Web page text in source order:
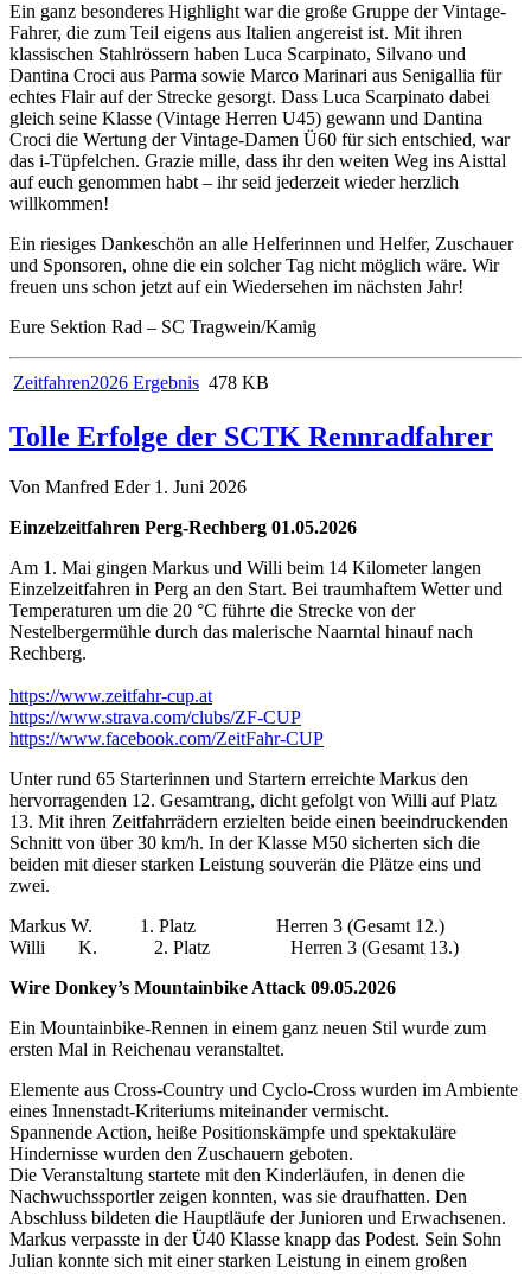
Ein ganz besonderes Highlight war die große Gruppe der Vintage-
Fahrer, die zum Teil eigens aus Italien angereist ist. Mit ihren
klassischen Stahlrössern haben Luca Scarpinato, Silvano und
Dantina Croci aus Parma sowie Marco Marinari aus Senigallia für
echtes Flair auf der Strecke gesorgt. Dass Luca Scarpinato dabei
gleich seine Klasse (Vintage Herren U45) gewann und Dantina
Croci die Wertung der Vintage-Damen Ü60 für sich entschied, war
das i-Tüpfelchen. Grazie mille, dass ihr den weiten Weg ins Aisttal
auf euch genommen habt – ihr seid jederzeit wieder herzlich
willkommen!
Ein riesiges Dankeschön an alle Helferinnen und Helfer, Zuschauer
und Sponsoren, ohne die ein solcher Tag nicht möglich wäre. Wir
freuen uns schon jetzt auf ein Wiedersehen im nächsten Jahr!
Eure Sektion Rad – SC Tragwein/Kamig
Zeitfahren2026 Ergebnis 478 KB
Tolle Erfolge der SCTK Rennradfahrer
Von Manfred Eder 1. Juni 2026
Einzelzeitfahren Perg-Rechberg 01.05.2026
Am 1. Mai gingen Markus und Willi beim 14 Kilometer langen
Einzelzeitfahren in Perg an den Start. Bei traumhaftem Wetter und
Temperaturen um die 20 °C führte die Strecke von der
Nestelbergermühle durch das malerische Naarntal hinauf nach
Rechberg.
https://www.zeitfahr-cup.at
https://www.strava.com/clubs/ZF-CUP
https://www.facebook.com/ZeitFahr-CUP
Unter rund 65 Starterinnen und Startern erreichte Markus den
hervorragenden 12. Gesamtrang, dicht gefolgt von Willi auf Platz
13. Mit ihren Zeitfahrrädern erzielten beide einen beeindruckenden
Schnitt von über 30 km/h. In der Klasse M50 sicherten sich die
beiden mit dieser starken Leistung souverän die Plätze eins und
zwei.
Markus W. 1. Platz Herren 3 (Gesamt 12.)
Willi K. 2. Platz Herren 3 (Gesamt 13.)
Wire Donkey’s Mountainbike Attack 09.05.2026
Ein Mountainbike-Rennen in einem ganz neuen Stil wurde zum
ersten Mal in Reichenau veranstaltet.
Elemente aus Cross-Country und Cyclo-Cross wurden im Ambiente
eines Innenstadt-Kriteriums miteinander vermischt.
Spannende Action, heiße Positionskämpfe und spektakuläre
Hindernisse wurden den Zuschauern geboten.
Die Veranstaltung startete mit den Kinderläufen, in denen die
Nachwuchssportler zeigen konnten, was sie draufhatten. Den
Abschluss bildeten die Hauptläufe der Junioren und Erwachsenen.
Markus verpasste in der Ü40 Klasse knapp das Podest. Sein Sohn
Julian konnte sich mit einer starken Leistung in einem großen